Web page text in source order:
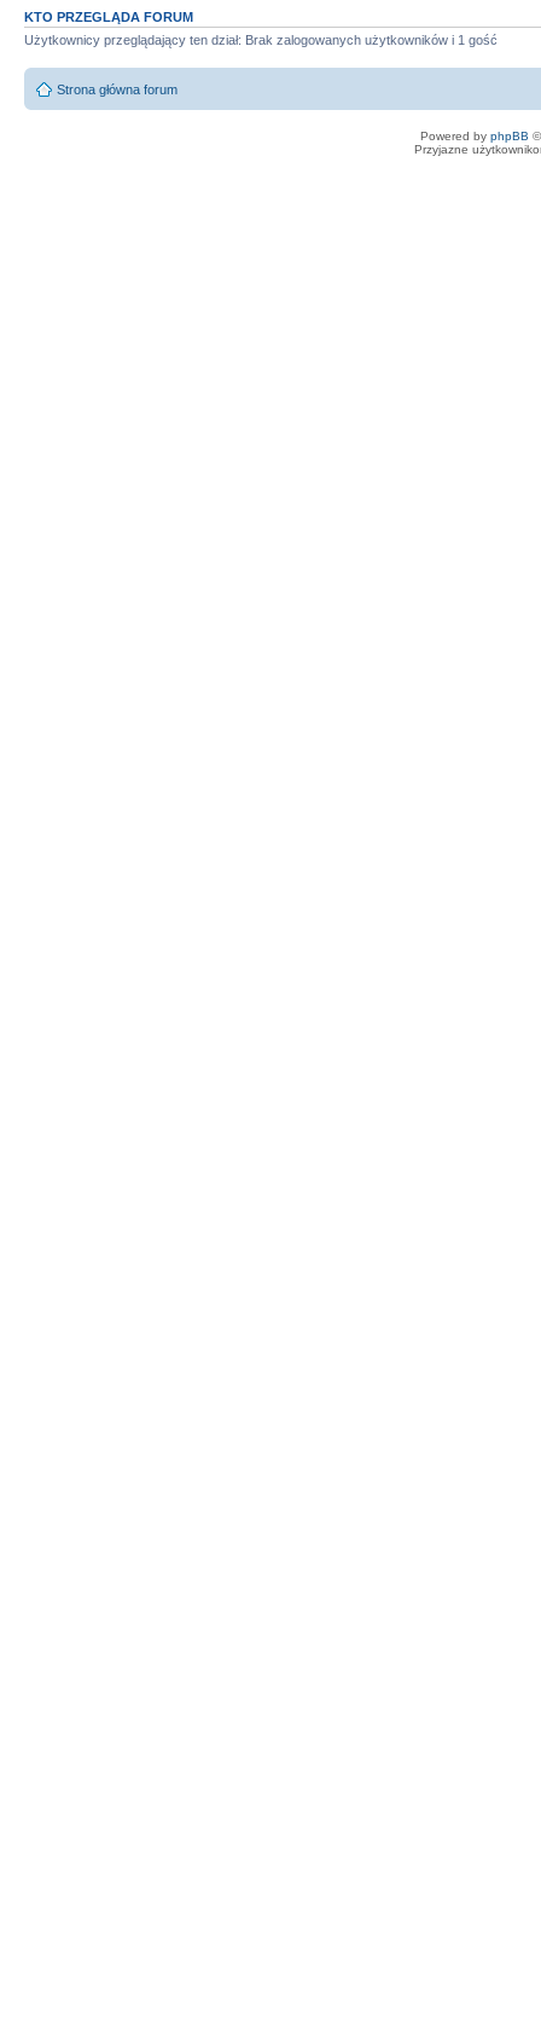
KTO PRZEGLĄDA FORUM
Użytkownicy przeglądający ten dział: Brak zalogowanych użytkowników i 1 gość
Strona główna forum
Powered by phpBB
Przyjazne